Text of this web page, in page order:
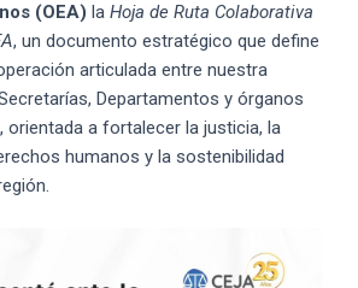
(OEA) la Hoja de Ruta Colaborativa
, un documento estratégico que define
articulada entre nuestra
Departamentos y órganos
orientada a fortalecer la justicia, la
humanos y la sostenibilidad